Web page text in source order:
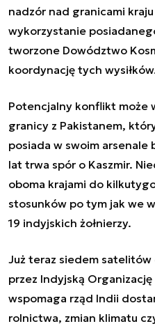
nadzór nad granicami
wykorzystanie
tworzone Dowództwo
koordynację tych
Potencjalny konflikt może
granicy z Pakistanem,
posiada w swoim arsenale
lat trwa spór o Kaszmir.
oboma krajami do
stosunków po tym jak we
19 indyjskich żołnierzy.
Już teraz siedem
przez Indyjską
wspomaga rząd Indii
rolnictwa, zmian klimatu